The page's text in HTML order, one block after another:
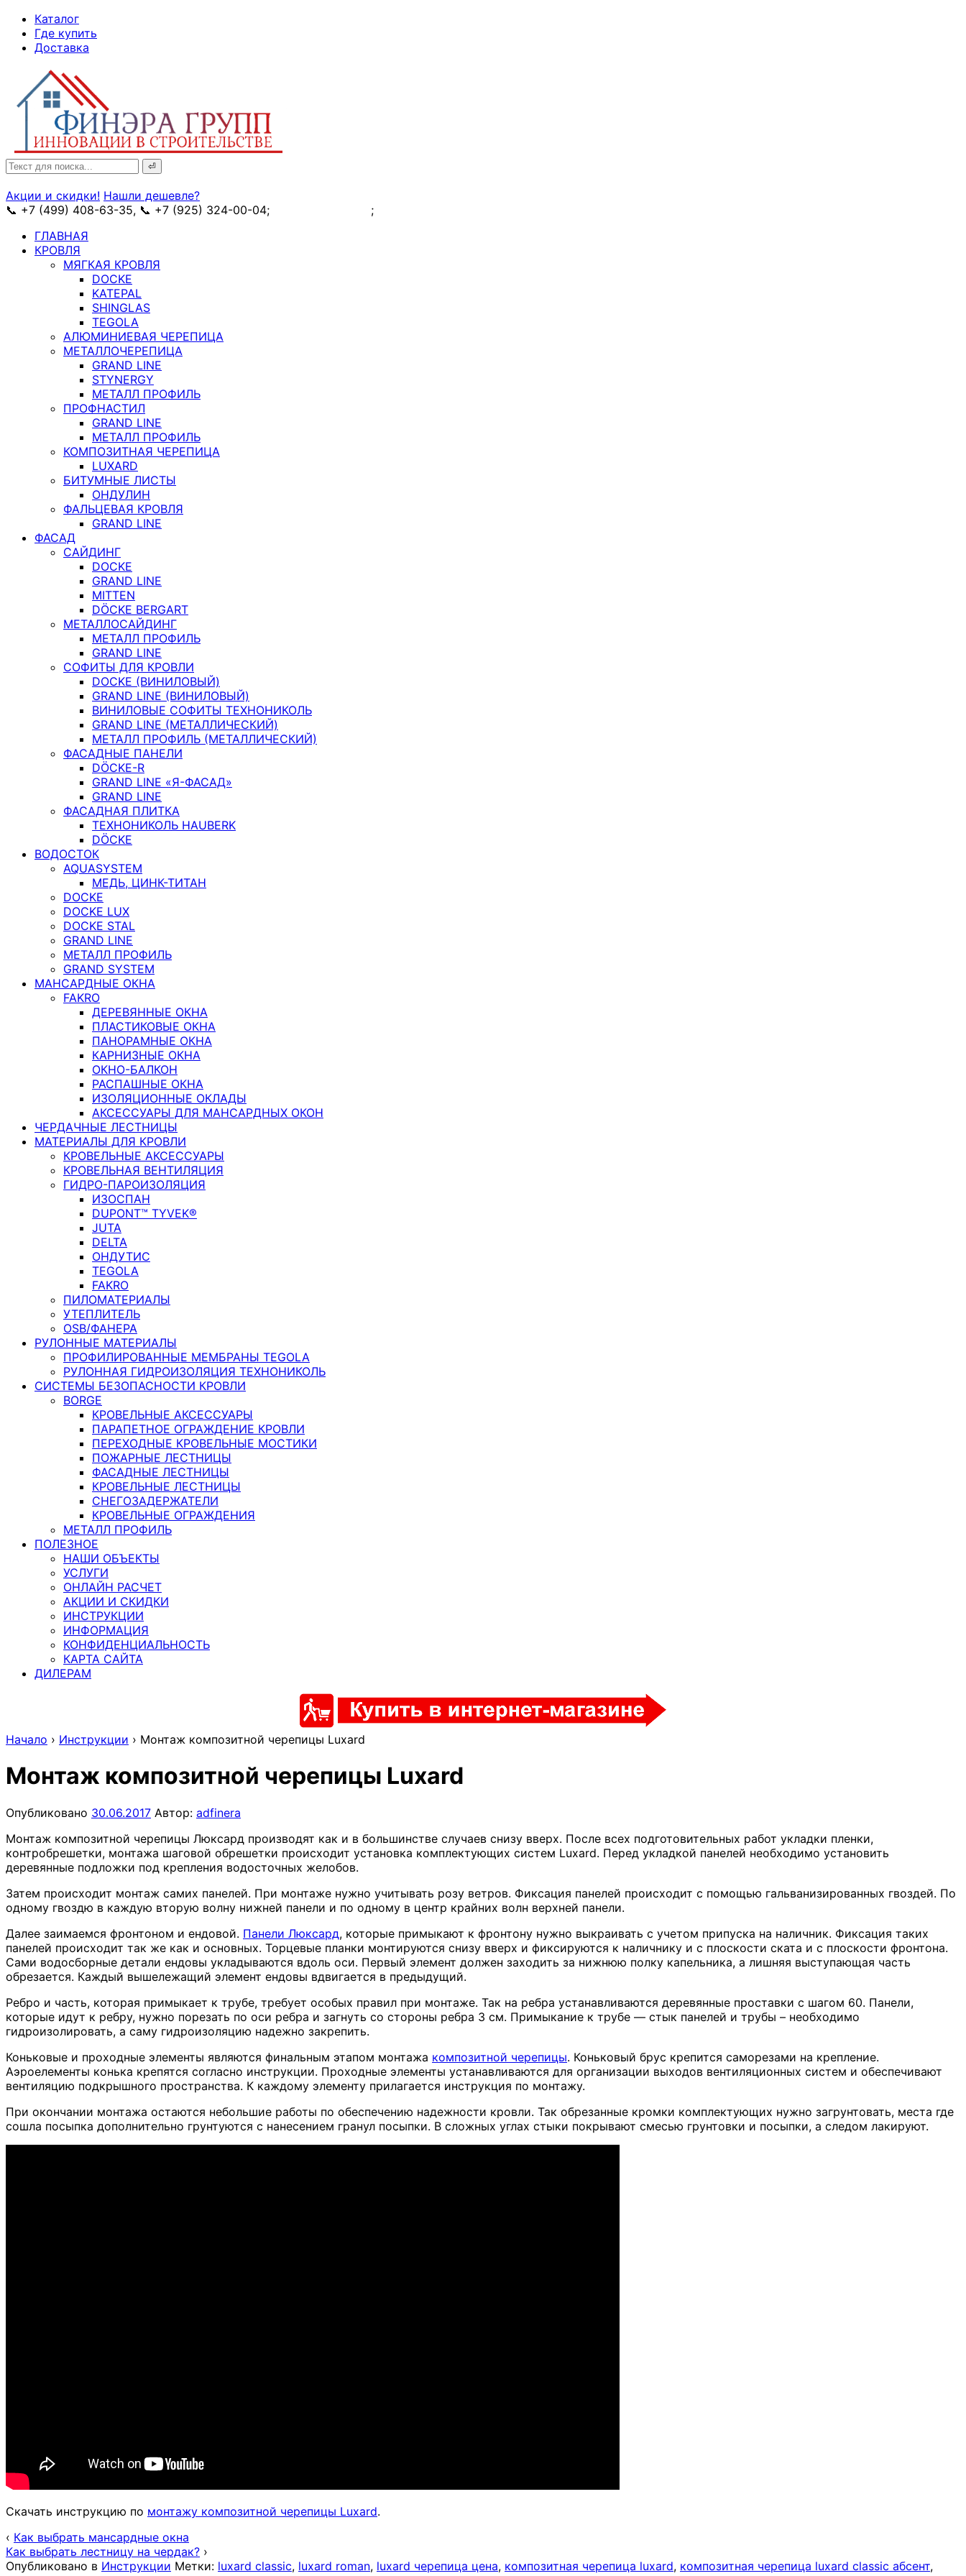
Skip
Content
Каталог
Где купить
Доставка
Search
for:
Акции и скидки! Нашли дешевле?
📞 +7 (499) 408-63-35, 📞 +7 (925) 324-00-04;
;
ГЛАВНАЯ
КРОВЛЯ
МЯГКАЯ КРОВЛЯ
DOCKE
KATEPAL
SHINGLAS
TEGOLA
АЛЮМИНИЕВАЯ ЧЕРЕПИЦА
МЕТАЛЛОЧЕРЕПИЦА
GRAND LINE
STYNERGY
МЕТАЛЛ ПРОФИЛЬ
ПРОФНАСТИЛ
GRAND LINE
МЕТАЛЛ ПРОФИЛЬ
КОМПОЗИТНАЯ ЧЕРЕПИЦА
LUXARD
БИТУМНЫЕ ЛИСТЫ
ОНДУЛИН
ФАЛЬЦЕВАЯ КРОВЛЯ
GRAND LINE
ФАСАД
САЙДИНГ
DOCKE
GRAND LINE
MITTEN
DÖCKE BERGART
МЕТАЛЛОСАЙДИНГ
МЕТАЛЛ ПРОФИЛЬ
GRAND LINE
СОФИТЫ ДЛЯ КРОВЛИ
DOCKE (ВИНИЛОВЫЙ)
GRAND LINE (ВИНИЛОВЫЙ)
ВИНИЛОВЫЕ СОФИТЫ ТЕХНОНИКОЛЬ
GRAND LINE (МЕТАЛЛИЧЕСКИЙ)
МЕТАЛЛ ПРОФИЛЬ (МЕТАЛЛИЧЕСКИЙ)
ФАСАДНЫЕ ПАНЕЛИ
DÖCKE-R
GRAND LINE «Я-ФАСАД»
GRAND LINE
ФАСАДНАЯ ПЛИТКА
ТЕХНОНИКОЛЬ HAUBERK
DÖCKE
ВОДОСТОК
AQUASYSTEM
МЕДЬ, ЦИНК-ТИТАН
DOCKE
DOCKE LUX
DOCKE STAL
GRAND LINE
МЕТАЛЛ ПРОФИЛЬ
GRAND SYSTEM
МАНСАРДНЫЕ ОКНА
FAKRO
ДЕРЕВЯННЫЕ ОКНА
ПЛАСТИКОВЫЕ ОКНА
ПАНОРАМНЫЕ ОКНА
КАРНИЗНЫЕ ОКНА
ОКНО-БАЛКОН
РАСПАШНЫЕ ОКНА
ИЗОЛЯЦИОННЫЕ ОКЛАДЫ
АКСЕССУАРЫ ДЛЯ МАНСАРДНЫХ ОКОН
ЧЕРДАЧНЫЕ ЛЕСТНИЦЫ
МАТЕРИАЛЫ ДЛЯ КРОВЛИ
КРОВЕЛЬНЫЕ АКСЕССУАРЫ
КРОВЕЛЬНАЯ ВЕНТИЛЯЦИЯ
ГИДРО-ПАРОИЗОЛЯЦИЯ
ИЗОСПАН
DUPONT™ TYVEK®
JUTA
DELTA
ОНДУТИС
TEGOLA
FAKRO
ПИЛОМАТЕРИАЛЫ
УТЕПЛИТЕЛЬ
OSB/ФАНЕРА
РУЛОННЫЕ МАТЕРИАЛЫ
ПРОФИЛИРОВАННЫЕ МЕМБРАНЫ TEGOLA
РУЛОННАЯ ГИДРОИЗОЛЯЦИЯ ТЕХНОНИКОЛЬ
СИСТЕМЫ БЕЗОПАСНОСТИ КРОВЛИ
BORGE
КРОВЕЛЬНЫЕ АКСЕССУАРЫ
ПАРАПЕТНОЕ ОГРАЖДЕНИЕ КРОВЛИ
ПЕРЕХОДНЫЕ КРОВЕЛЬНЫЕ МОСТИКИ
ПОЖАРНЫЕ ЛЕСТНИЦЫ
ФАСАДНЫЕ ЛЕСТНИЦЫ
КРОВЕЛЬНЫЕ ЛЕСТНИЦЫ
СНЕГОЗАДЕРЖАТЕЛИ
КРОВЕЛЬНЫЕ ОГРАЖДЕНИЯ
МЕТАЛЛ ПРОФИЛЬ
ПОЛЕЗНОЕ
НАШИ ОБЪЕКТЫ
УСЛУГИ
ОНЛАЙН РАСЧЕТ
АКЦИИ И СКИДКИ
ИНСТРУКЦИИ
ИНФОРМАЦИЯ
КОНФИДЕНЦИАЛЬНОСТЬ
КАРТА САЙТА
ДИЛЕРАМ
Начало › Инструкции › Монтаж композитной черепицы Luxard
Монтаж композитной черепицы Luxard
Опубликовано 30.06.2017 Автор: adfinera
Монтаж композитной черепицы Люксард производят как и в большинстве случаев снизу вверх. После всех подготовительных работ укладки пленки,
контробрешетки, монтажа шаговой обрешетки происходит установка комплектующих систем Luxard. Перед укладкой панелей необходимо установить
деревянные подложки под крепления водосточных желобов.
Затем происходит монтаж самих панелей. При монтаже нужно учитывать розу ветров. Фиксация панелей происходит с помощью гальванизированных гвоздей. По
одному гвоздю в каждую вторую волну нижней панели и по одному в центр крайних волн верхней панели.
Далее заимаемся фронтоном и ендовой. Панели Люксард, которые примыкают к фронтону нужно выкраивать с учетом припуска на наличник. Фиксация таких
панелей происходит так же как и основных. Торцевые планки монтируются снизу вверх и фиксируются к наличнику и с плоскости ската и с плоскости фронтона.
Сами водосборные детали ендовы укладываются вдоль оси. Первый элемент должен заходить за нижнюю полку капельника, а лишняя выступающая часть
обрезается. Каждый вышележащий элемент ендовы вдвигается в предыдущий.
Ребро и часть, которая примыкает к трубе, требует особых правил при монтаже. Так на ребра устанавливаются деревянные проставки с шагом 60. Панели,
которые идут к ребру, нужно порезать по оси ребра и загнуть со стороны ребра 3 см. Примыкание к трубе — стык панелей и трубы – необходимо
гидроизолировать, а саму гидроизоляцию надежно закрепить.
Коньковые и проходные элементы являются финальным этапом монтажа композитной черепицы. Коньковый брус крепится саморезами на крепление.
Аэроелементы конька крепятся согласно инструкции. Проходные элементы устанавливаются для организации выходов вентиляционных систем и обеспечивают
вентиляцию подкрышного пространства. К каждому элементу прилагается инструкция по монтажу.
При окончании монтажа остаются небольшие работы по обеспечению надежности кровли. Так обрезанные кромки комплектующих нужно загрунтовать, места где
сошла посыпка дополнительно грунтуются с нанесением гранул посыпки. В сложных углах стыки покрывают смесью грунтовки и посыпки, а следом лакируют.
Скачать инструкцию по монтажу композитной черепицы Luxard.
‹ Как выбрать мансардные окна
Как выбрать лестницу на чердак? ›
Опубликовано в Инструкции Метки: luxard classic, luxard roman, luxard черепица цена, композитная черепица luxard, композитная черепица luxard classic абсент,